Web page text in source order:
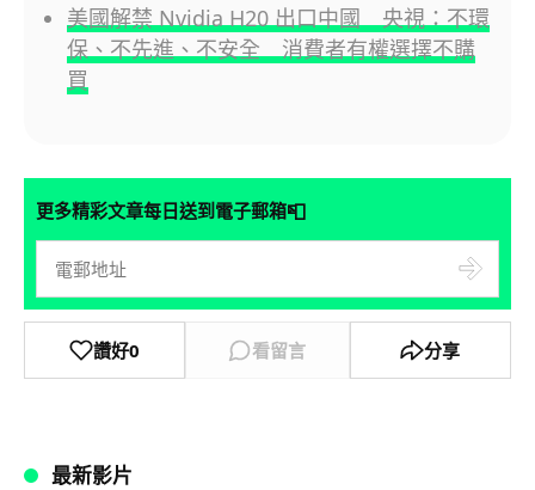
美國解禁 Nvidia H20 出口中國 央視：不環
保、不先進、不安全 消費者有權選擇不購
買
更多精彩文章每日送到電子郵箱📮
讚好0 看留言 分享
最新影片